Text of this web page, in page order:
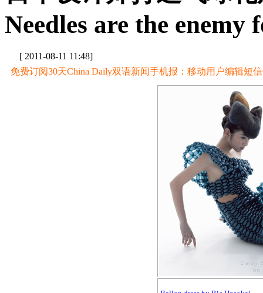
Needles are the enemy
[ 2011-08-11 11:48]
免费订阅30天China Daily双语新闻手机报：移动用户编辑短信